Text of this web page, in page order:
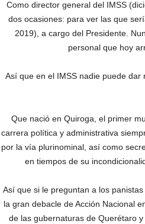
Como director general del IMSS
dos ocasiones: para ver las que
2019), a cargo del Presidente.
personal que hoy
Así que en el IMSS nadie puede
Que nació en Quiroga, el primer
carrera política y administrativa
por la vía plurinominal, así como
en tiempos de su
Así que si le preguntan a los
la gran debacle de Acción Nacional
de las gubernaturas de Querétaro